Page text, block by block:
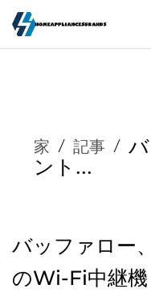
家 / 記事 /
ント...
バッファロー
のWi-Fi中継